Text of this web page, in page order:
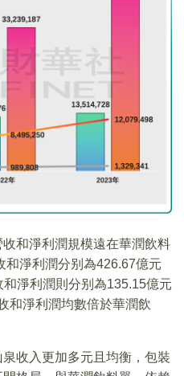
和淨利潤規模遠在華潤飲料
和淨利潤分别為426.67億元
淨利潤則分别為135.15億元
和淨利潤均數倍於華潤飲
收入更加多元且均衡，包裝